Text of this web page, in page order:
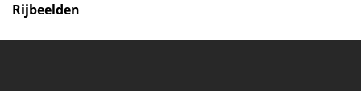
Rijbeelden